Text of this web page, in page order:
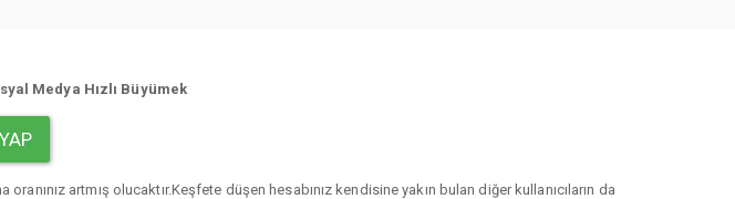
Medya Hızlı Büyümek
artmış olucaktır.Keşfete düşen hesabınız kendisine yakın bulan diğer kullanıcıların da